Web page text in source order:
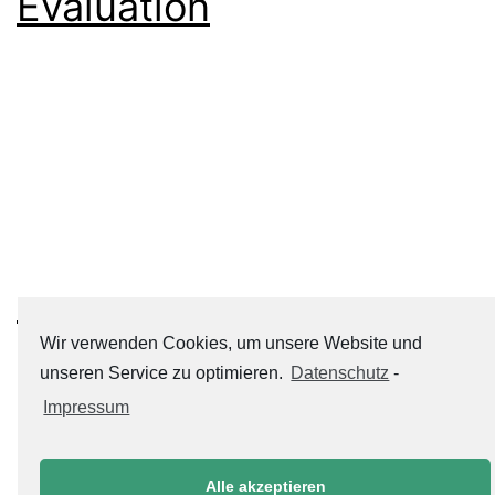
Beitrags-
Navigation
Neuere
Wir verwenden Cookies, um unsere Website und
unseren Service zu optimieren. Datenschutz -
Impressum
Alle akzeptieren